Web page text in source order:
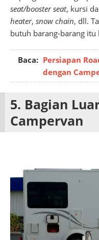
seat/booster seat, kursi
heater, snow chain, dll.
butuh barang-barang itu
Baca: Persiapan
dengan
5. Bagian
Campervan